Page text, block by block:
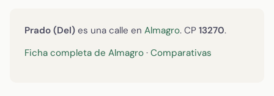
Prado (Del) es una calle en Almagro. CP 13270.
Ficha completa de Almagro · Comparativas